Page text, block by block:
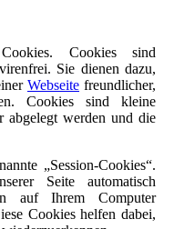
Cookies sind
Sie dienen dazu,
Webseite freundlicher,
Cookies sind kleine
abgelegt werden und die
„Session-Cookies“.
Seite automatisch
auf Ihrem Computer
Cookies helfen dabei,